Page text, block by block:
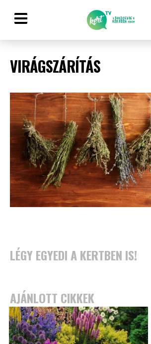
VIRÁGSZÁRÍTÁS
LÉGY EGYEDI A KERTBEN IS!
AJÁNLOTT CIKKEK